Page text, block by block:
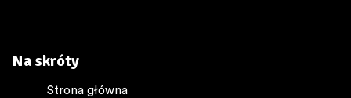
Na skróty
Strona główna